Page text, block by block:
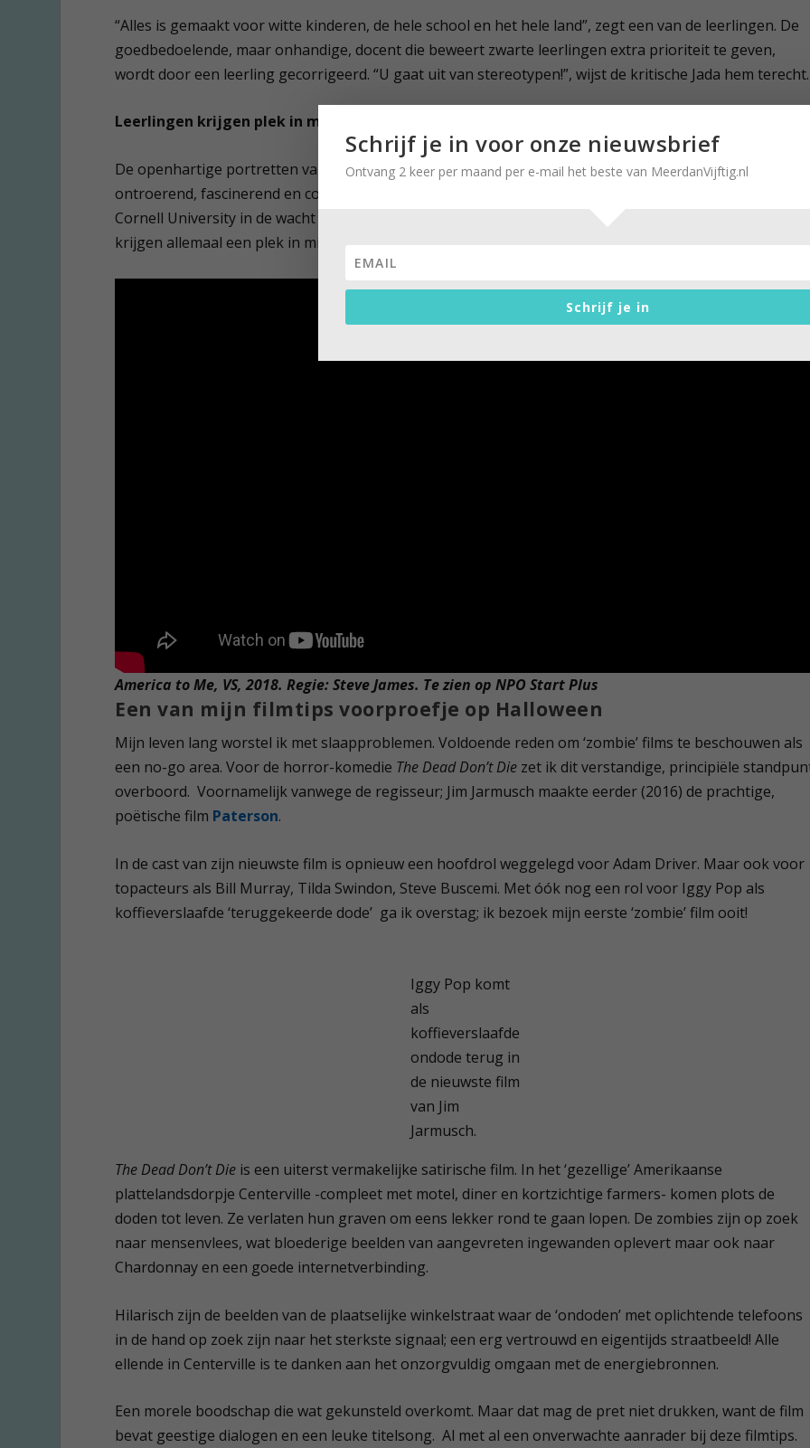
“Alles is gemaakt voor witte kinderen, de hele school en het hele land”, zegt een van de leerlingen. De
goedbedoelende, maar onhandige, docent die beweert zwarte leerlingen extra prioriteit te geven,
wordt door een leerling gecorrigeerd. “U gaat uit van stereotypen!”, wijst de kritische Jada hem terecht.
Leerlingen krijgen plek in mijn hart
De openhartige portretten van de leerlingen, allemaal druk op zoek naar hun eigen identiteit, zijn
ontroerend, fascinerend en confronterend. Dwarse Ke’Shawn, doorzetter Kendale -die een beurs voor
Cornell University in de wacht sleept-, de zachtaardige Chianti en de hardwerkende brave Caroline: ze
krijgen allemaal een plek in mijn hart. Kijken die serie!
America to Me, VS, 2018. Regie: Steve James. Te zien op NPO StartPlus
Een van mijn filmtips voorproefje op Halloween
Mijn leven lang worstel ik met slaapproblemen. Voldoende reden om ‘zombie’ films te beschouwen als
een no-go area. Voor de horror-komedie The Dead Don’t Die zet ik dit verstandige, principiële
overboord. Voornamelijk vanwege de regisseur; Jim Jarmusch maakte eerder (2016) de prachtige,
poëtische film Paterson.
In de cast van zijn nieuwste film is opnieuw een hoofdrol weggelegd voor Adam Driver. Maar ook voor
topacteurs als Bill Murray, Tilda Swindon, Steve Buscemi. Met óók nog een rol voor Iggy Pop als
koffieverslaafde ‘teruggekeerde dode’ ga ik overstag; ik bezoek mijn eerste ‘zombie’ film ooit!
Iggy Pop komt
als
koffieverslaafde
ondode terug in
de nieuwste film
van Jim
Jarmusch.
The Dead Don’t Die is een uiterst vermakelijke satirische film. In het ‘gezellige’ Amerikaanse
plattelandsdorpje Centerville -compleet met motel, diner en kortzichtige farmers- komen plots de
doden tot leven. Ze verlaten hun graven om eens lekker rond te gaan lopen. De zombies zijn op zoek
naar mensenvlees, wat bloederige beelden van aangevreten ingewanden oplevert maar ook naar
Chardonnay en een goede internetverbinding.
Hilarisch zijn de beelden van de plaatselijke winkelstraat waar de ‘ondoden’ met oplichtende telefoons
in de hand op zoek zijn naar het sterkste signaal; een erg vertrouwd en eigentijds straatbeeld! Alle
ellende in Centerville is te danken aan het onzorgvuldig omgaan met de energiebronnen.
Een morele boodschap die wat gekunsteld overkomt. Maar dat mag de pret niet drukken, want de film
bevat geestige dialogen en een leuke titelsong. Al met al een onverwachte aanrader bij deze filmtips.
Schrijf je in voor onze nieuwsbrief
Ontvang 2 keer per maand per e-mail het beste van MeerdanVijftig.nl
Schrijf je in